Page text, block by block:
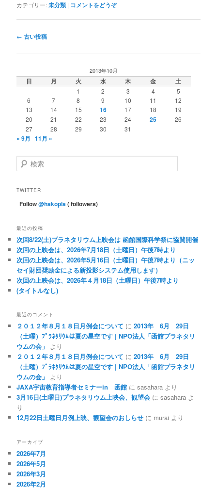
カテゴリー:未分類 | コメントをどうぞ
投
ナ
ゲ
ー
← 古い投稿
2013年10月
日 月 火 水 木 金 土
1 2 3 4
5
6
7 8 9 10 11
12
13
14 15 16 17 18
19
20
21 22 23 24 25
26
27
28 29 30 31
« 9月 11月 »
検
索
TWITTER
Follow@hakopla( followers)
最近の投稿
次回8/22(土)プラネタリウム上映会は 函館国際科学祭に協賛開催
次回の上映会は、2026年7月18日（土曜日）午後7時より
次回の上映会は、2026年5月16日（土曜日）午後7時より（ニッ
セイ財団奨励金による新投影システム使用します）
次回の上映会は、2026年４月18日（土曜日）午後7時より
(タイトルなし)
最近のコメント
２０１２年８月１８日月例会について に2013年 6月 29日
（土曜）ﾌﾟﾗﾈﾀﾘｳﾑは夏の星空です | NPO法人「函館プラネタリ
ウムの会」
より
２０１２年８月１８日月例会について に2013年 6月 29日
（土曜）ﾌﾟﾗﾈﾀﾘｳﾑは夏の星空です | NPO法人「函館プラネタリ
ウムの会」
より
JAXA宇宙教育指導者セミナーin 函館 にsasahara より
3月16日(土曜日)プラネタリウム上映会、観望会 にsasahara よ
り
12月22日土曜日月例上映、観望会のおしらせ に murai より
アーカイブ
2026年7月
2026年5月
2026年3月
2026年2月